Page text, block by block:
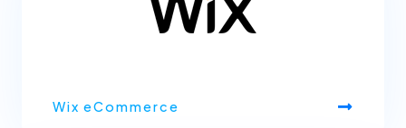
Wix eCommerce